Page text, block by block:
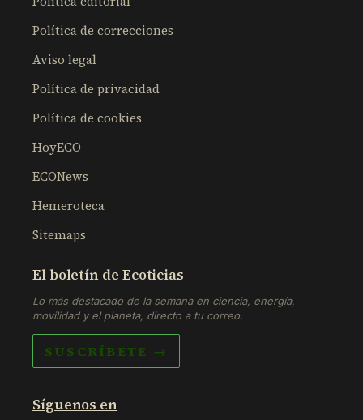
Política de correcciones
Aviso legal
Política de privacidad
Política de cookies
HoyECO
ECONews
Hemeroteca
Sitemaps
El boletín de Ecoticias
Lo más destacado de la semana en ciencia, energía,
movilidad y el planeta, directo a tu correo.
SUSCRÍBETE →
Síguenos en